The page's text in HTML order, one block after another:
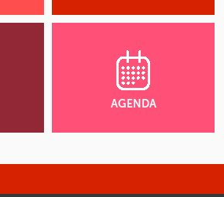
AGENDA